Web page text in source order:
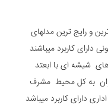
و رایج ترین مدلهای
دارای کاربرد میباشند
شیشه ای با ابعتد
به کل محیط مشرف
دارای کاربرد میباشد